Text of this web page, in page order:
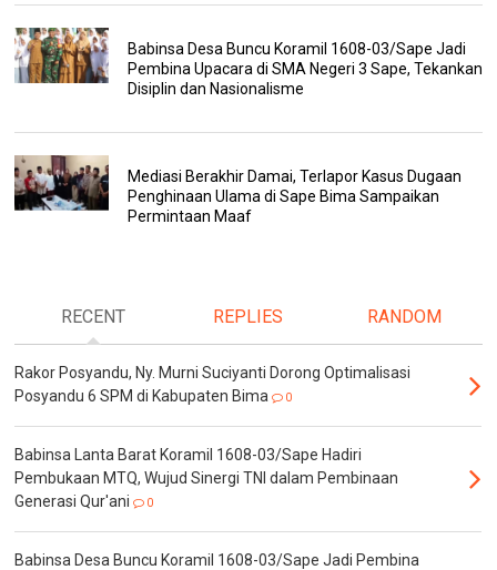
Babinsa Desa Buncu Koramil 1608-03/Sape Jadi
Pembina Upacara di SMA Negeri 3 Sape, Tekankan
Disiplin dan Nasionalisme
Mediasi Berakhir Damai, Terlapor Kasus Dugaan
Penghinaan Ulama di Sape Bima Sampaikan
Permintaan Maaf
RECENT REPLIES RANDOM
Rakor Posyandu, Ny. Murni Suciyanti Dorong Optimalisasi
Posyandu 6 SPM di Kabupaten Bima
0
Babinsa Lanta Barat Koramil 1608-03/Sape Hadiri
Pembukaan MTQ, Wujud Sinergi TNI dalam Pembinaan
Generasi Qur'ani
0
Babinsa Desa Buncu Koramil 1608-03/Sape Jadi Pembina